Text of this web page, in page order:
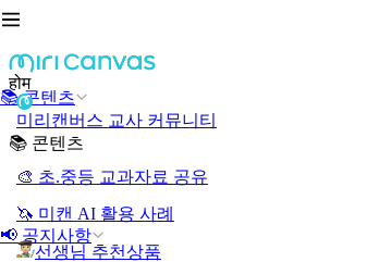
📚 콘텐츠
📢 공지사항
होम
미리캔버스 교사 커뮤니티
📚 콘텐츠
🎨 초.중등 교과자료 공유
🦄 미캔 AI 활용 사례
선생님 추천상품